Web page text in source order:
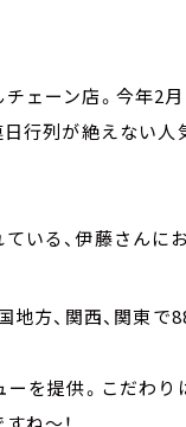
ェーン店。今年2
日行列が絶えない人
いる、伊藤さんに
方、関西、関東で
を提供。こだわり